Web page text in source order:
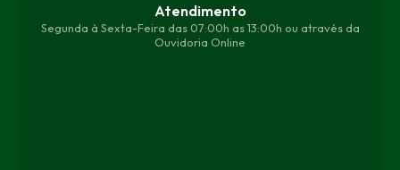
Atendimento
Segunda à Sexta-Feira das 07:00h as 13:00h ou através da
Ouvidoria Online